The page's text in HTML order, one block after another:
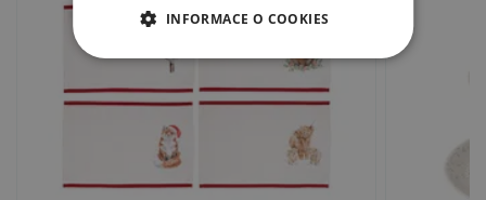
INFORMACE O COOKIES